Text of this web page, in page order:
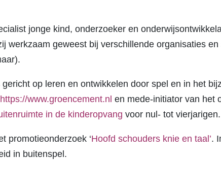
jonge kind, onderzoeker en
werkzaam geweest bij verschillende organisaties
op leren en ontwikkelen door spel en in het
https://www.groencement.nl en mede-initiator van het
in de kinderopvang voor nul- tot vierjarigen.
promotieonderzoek ‘Hoofd schouders knie en taal’.
in buitenspel.